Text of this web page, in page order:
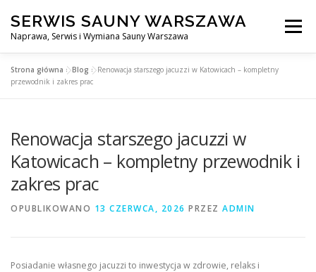
treści
SERWIS SAUNY WARSZAWA
Naprawa, Serwis i Wymiana Sauny Warszawa
Menu
SERWIS DO SAUNY WARSZAWA
Strona główna »Blog »Renowacja starszego jacuzzi w Katowicach – kompletny
przewodnik i zakres prac
Renowacja starszego jacuzzi w
Katowicach – kompletny przewodnik i
zakres prac
OPUBLIKOWANO 13 CZERWCA, 2026 PRZEZ ADMIN
Posiadanie własnego jacuzzi to inwestycja w zdrowie, relaks i